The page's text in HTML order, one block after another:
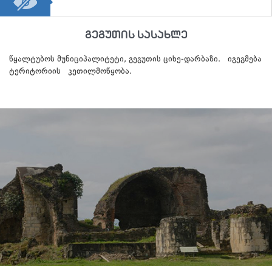
გეგუთის სასახლე
წყალტუბოს მუნიციპალიტეტი, გეგუთის ციხე-დარბაზი. იგეგმება
ტერიტორიის კეთილმოწყობა.